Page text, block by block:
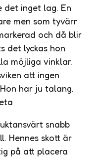
det inget lag. En
men som tyvärr
och då blir
det lyckas hon
möjliga vinklar.
att ingen
har ju talang.
snabb
Hennes skott är
på att placera